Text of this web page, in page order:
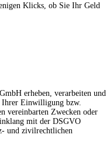
Klicks, ob Sie Ihr Geld
erheben, verarbeiten und
Ihrer Einwilligung bzw.
vereinbarten Zwecken oder
mit der DSGVO
und zivilrechtlichen